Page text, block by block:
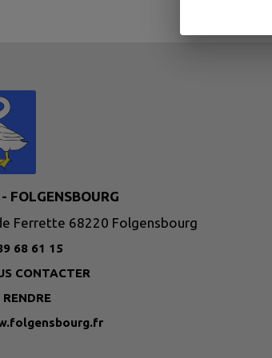
FOLGENSBOURG
Ferrette 68220 Folgensbourg
68 61 15
CONTACTER